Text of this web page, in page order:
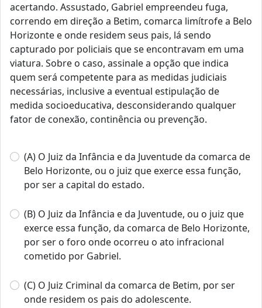
acertando. Assustado, Gabriel empreendeu fuga,
correndo em direção a Betim, comarca limítrofe a Belo
Horizonte e onde residem seus pais, lá sendo
capturado por policiais que se encontravam em uma
viatura. Sobre o caso, assinale a opção que indica
quem será competente para as medidas judiciais
necessárias, inclusive a eventual estipulação de
medida socioeducativa, desconsiderando qualquer
fator de conexão, continência ou prevenção.
(A) O Juiz da Infância e da Juventude da comarca de
Belo Horizonte, ou o juiz que exerce essa função,
por ser a capital do estado.
(B) O Juiz da Infância e da Juventude, ou o juiz que
exerce essa função, da comarca de Belo Horizonte,
por ser o foro onde ocorreu o ato infracional
cometido por Gabriel.
(C) O Juiz Criminal da comarca de Betim, por ser
onde residem os pais do adolescente.